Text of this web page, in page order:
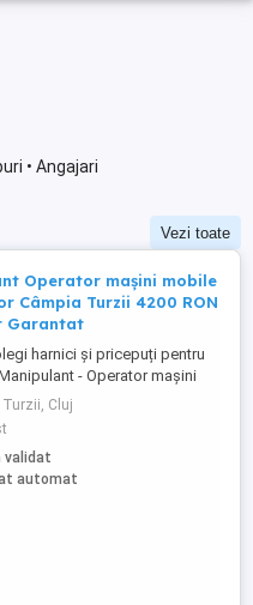
• Angajari
Vezi toate
Operator mașini mobile
Câmpia Turzii 4200 RON
Garantat
harnici și pricepuți pentru
- Operator mașini
pentru Edenia
Center din Câmpia Turzii. Vino
și alătură-te celor
comenzile pentru livrarea a
de clienți zilnic. În primele 3
Turzii, Cluj
validat
automat